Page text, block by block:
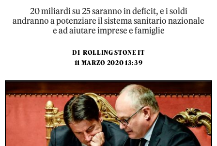
20 miliardi su 25 saranno in deficit, e i soldi
andranno a potenziare il sistema sanitario nazionale
e ad aiutare imprese e famiglie
DI ROLLING STONE IT
11 MARZO 2020 13:39